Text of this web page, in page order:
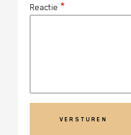
Reactie